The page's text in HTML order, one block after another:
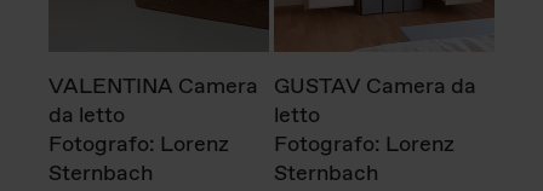
VALENTINA Camera
da letto
Fotografo: Lorenz
Sternbach
GUSTAV Camera da
letto
Fotografo: Lorenz
Sternbach